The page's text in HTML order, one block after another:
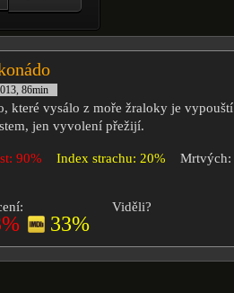
86min
které vysálo z moře žraloky je vypouští
jen vyvolení přežijí.
90% Index strachu: 20%
Mrtvých:
33%
Viděli?